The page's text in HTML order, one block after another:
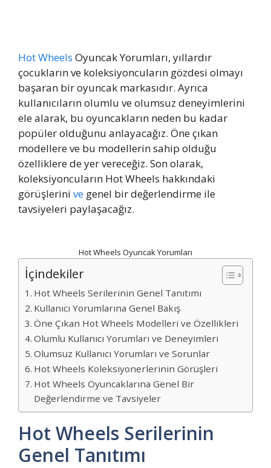
Hot Wheels Oyuncak Yorumları, yıllardır
çocukların ve koleksiyoncuların gözdesi olmayı
başaran bir oyuncak markasıdır. Ayrıca
kullanıcıların olumlu ve olumsuz deneyimlerini
ele alarak, bu oyuncakların neden bu kadar
popüler olduğunu anlayacağız. Öne çıkan
modellere ve bu modellerin sahip olduğu
özelliklere de yer vereceğiz. Son olarak,
koleksiyoncuların Hot Wheels hakkındaki
görüşlerini ve genel bir değerlendirme ile
tavsiyeleri paylaşacağız.
Hot Wheels Oyuncak Yorumları
İçindekiler
Hot Wheels Serilerinin Genel Tanıtımı
Kullanıcı Yorumlarına Genel Bakış
Öne Çıkan Hot Wheels Modelleri ve Özellikleri
Olumlu Kullanıcı Yorumları ve Deneyimleri
Olumsuz Kullanıcı Yorumları ve Sorunlar
Hot Wheels Koleksiyonerlerinin Görüşleri
Hot Wheels Oyuncaklarına Genel Bir
Değerlendirme ve Tavsiyeler
Hot Wheels Serilerinin
Genel Tanıtımı